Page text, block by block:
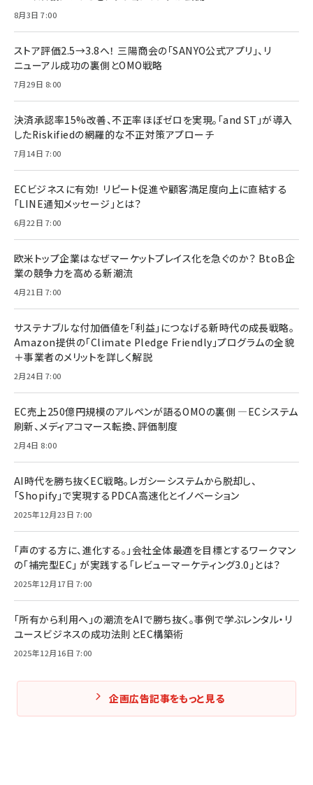
8月3日 7:00
ストア評価2.5→3.8へ！ 三陽商会の「SANYO公式アプリ」、リ
ニューアル成功の裏側とOMO戦略
7月29日 8:00
決済承認率15%改善、不正率ほぼゼロを実現。「and ST」が導入
したRiskifiedの網羅的な不正対策アプローチ
7月14日 7:00
ECビジネスに有効！ リピート促進や顧客満足度向上に直結する
「LINE通知メッセージ」とは？
6月22日 7:00
欧米トップ企業はなぜマーケットプレイス化を急ぐのか？ BtoB企
業の競争力を高める新潮流
4月21日 7:00
サステナブルな付加価値を「利益」につなげる新時代の成長戦略。
Amazon提供の「Climate Pledge Friendly」プログラムの全貌
＋事業者のメリットを詳しく解説
2月24日 7:00
EC売上250億円規模のアルペンが語るOMOの裏側 ―ECシステム
刷新、メディアコマース転換、評価制度
2月4日 8:00
AI時代を勝ち抜くEC戦略。レガシーシステムから脱却し、
「Shopify」で実現するPDCA高速化とイノベーション
2025年12月23日 7:00
「声のする方に、進化する。」会社全体最適を目標とするワークマン
の「補完型EC」 が実践する「レビューマーケティング3.0」とは？
2025年12月17日 7:00
「所有から利用へ」の潮流をAIで勝ち抜く。事例で学ぶレンタル・リ
ユースビジネスの成功法則とEC構築術
2025年12月16日 7:00
企画広告記事をもっと見る